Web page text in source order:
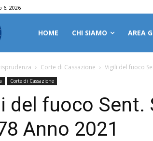
6, 2026
HOME CHI SIAMO AREA
Corte di Cassazione Vigili del fuoco
Corte di Cassazione
del fuoco Sent.
Anno 2021